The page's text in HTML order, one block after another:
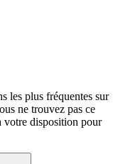
les plus fréquentes sur
ne trouvez pas ce
votre disposition pour